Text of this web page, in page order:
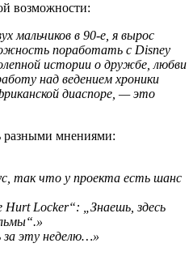
возможности:
мальчиков в 90-е, я вырос
поработать с Disney
истории о дружбе, любви
над ведением хроники
диаспоре, — это
разными мнениями:
так что у проекта есть шанс
Hurt Locker“: „Знаешь, здесь
за эту неделю…»